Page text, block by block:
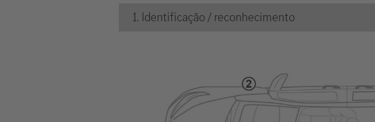
1. Identificação / reconhecimento